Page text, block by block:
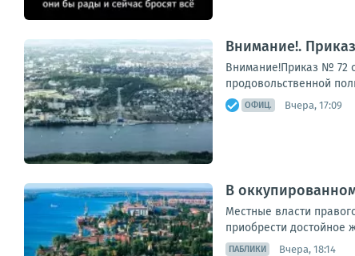
Внимание!.
Внимание!Приказ № 72
продовольственной
ОФИЦ. Вчера, 17:09
В
Местные власти
приобрести достойное
ПАБЛИКИ Вчера, 18:14